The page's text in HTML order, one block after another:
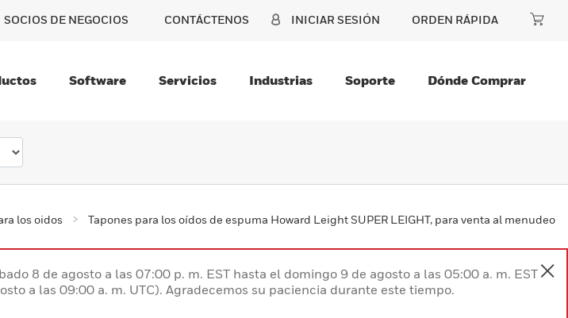
SOCIOS DE NEGOCIOS CONTÁCTENOS INICIAR SESIÓN ORDEN RÁPIDA
Software Servicios Industrias Soporte Dónde Comprar
los oidos Tapones para los oídos de espuma Howard Leight SUPER LEIGHT, para venta al menudeo
8 de agosto a las 07:00 p. m. EST hasta el domingo 9 de agosto a las 05:00 a. m. EST
a las 09:00 a. m. UTC). Agradecemos su paciencia durante este tiempo.